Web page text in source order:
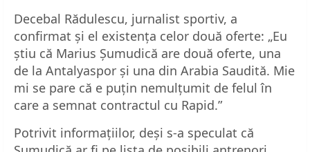
Decebal Rădulescu, jurnalist sportiv, a
confirmat și el existența celor două oferte: „Eu
știu că Marius Șumudică are două oferte, una
de la Antalyaspor și una din Arabia Saudită. Mie
mi se pare că e puțin nemulțumit de felul în
care a semnat contractul cu Rapid.”
Potrivit informațiilor, deși s-a speculat că